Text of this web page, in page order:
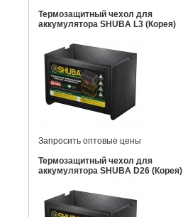
Термозащитный чехол для
аккумулятора SHUBA L3 (Корея)
Запросить оптовые цены
Термозащитный чехол для
аккумулятора SHUBA D26 (Корея)